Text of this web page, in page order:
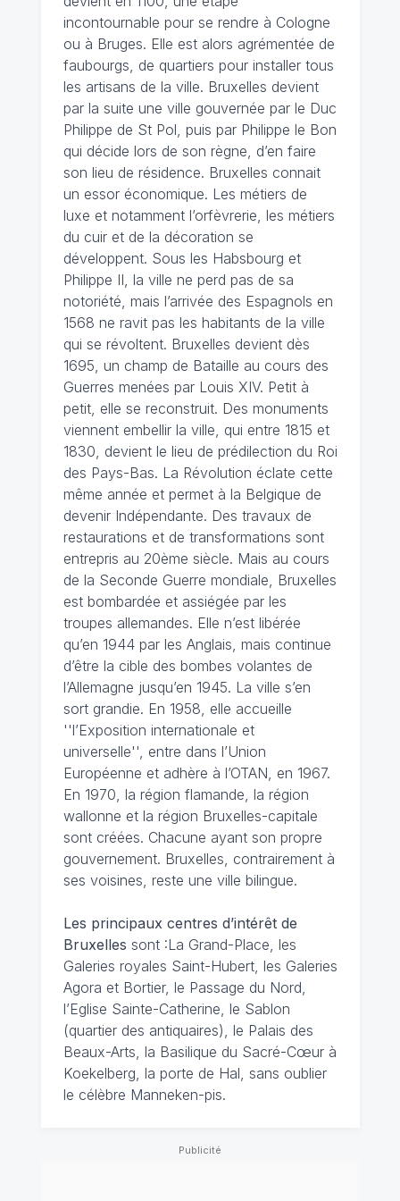
incontournable pour se rendre à Cologne
ou à Bruges. Elle est alors agrémentée de
faubourgs, de quartiers pour installer tous
les artisans de la ville. Bruxelles devient
par la suite une ville gouvernée par le Duc
Philippe de St Pol, puis par Philippe le Bon
qui décide lors de son règne, d’en faire
son lieu de résidence. Bruxelles connait
un essor économique. Les métiers de
luxe et notamment l’orfèvrerie, les métiers
du cuir et de la décoration se
développent. Sous les Habsbourg et
Philippe II, la ville ne perd pas de sa
notoriété, mais l’arrivée des Espagnols en
1568 ne ravit pas les habitants de la ville
qui se révoltent. Bruxelles devient dès
1695, un champ de Bataille au cours des
Guerres menées par Louis XIV. Petit à
petit, elle se reconstruit. Des monuments
viennent embellir la ville, qui entre 1815 et
1830, devient le lieu de prédilection du Roi
des Pays-Bas. La Révolution éclate cette
même année et permet à la Belgique de
devenir Indépendante. Des travaux de
restaurations et de transformations sont
entrepris au 20ème siècle. Mais au cours
de la Seconde Guerre mondiale, Bruxelles
est bombardée et assiégée par les
troupes allemandes. Elle n’est libérée
qu’en 1944 par les Anglais, mais continue
d’être la cible des bombes volantes de
l’Allemagne jusqu’en 1945. La ville s’en
sort grandie. En 1958, elle accueille
''l’Exposition internationale et
universelle'', entre dans l’Union
Européenne et adhère à l’OTAN, en 1967.
En 1970, la région flamande, la région
wallonne et la région Bruxelles-capitale
sont créées. Chacune ayant son propre
gouvernement. Bruxelles, contrairement à
ses voisines, reste une ville bilingue.
Les principaux centres d’intérêt de
Bruxelles sont :La Grand-Place, les
Galeries royales Saint-Hubert, les Galeries
Agora et Bortier, le Passage du Nord,
l’Eglise Sainte-Catherine, le Sablon
(quartier des antiquaires), le Palais des
Beaux-Arts, la Basilique du Sacré-Cœur à
Koekelberg, la porte de Hal, sans oublier
le célèbre Manneken-pis.